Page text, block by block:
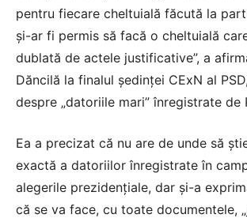
pentru fiecare cheltuială făcută la
şi-ar fi permis să facă o cheltuială
dublată de actele justificative”, a
Dăncilă la finalul şedinţei CExN al
despre „datoriile mari” înregistrate de
Ea a precizat că nu are de unde să
exactă a datoriilor înregistrate în
alegerile prezidenţiale, dar şi-a
că se va face, cu toate documentele,